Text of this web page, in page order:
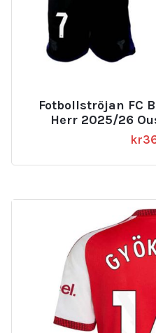
Fotbollströjan FC
Herr 2025/26
kr